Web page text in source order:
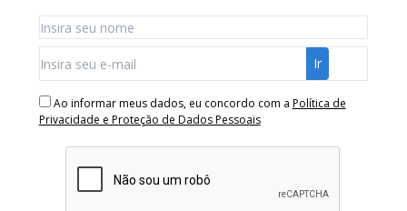
Ao informar meus dados, eu concordo com a Política de
Privacidade e Proteção de Dados Pessoais